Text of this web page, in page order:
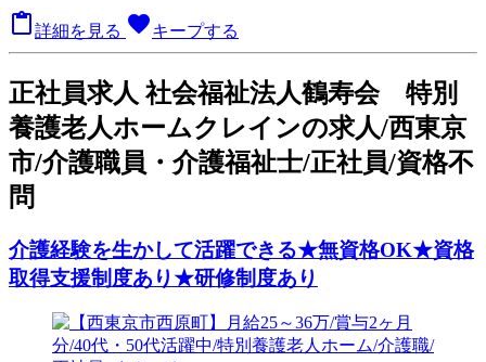
詳細を見る favoriteキープする
正社員求人 社会福祉法人鶴寿会 特別
養護老人ホームクレインの求人/西東京
市/介護職員・介護福祉士/正社員/資格不
問
介護経験を生かして活躍できる★無資格OK★資格
取得支援制度あり★研修制度あり